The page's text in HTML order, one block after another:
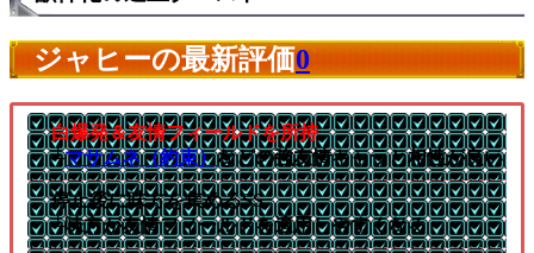
ジャヒーの最新評価0
白爆発＆友情フィールドを所持
└マサムネ（約束）などの強友情キャラと相性が良い
停止後に味方を集めるSS
└味方が友情フィールドを適用しやすくなる